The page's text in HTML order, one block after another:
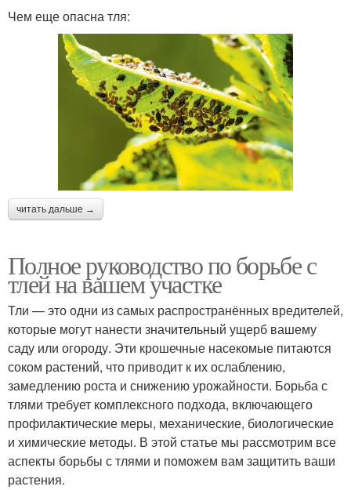
Чем еще опасна тля:
читать дальше →
Полное руководство по борьбе с
тлей на вашем участке
Тли — это одни из самых распространённых вредителей,
которые могут нанести значительный ущерб вашему
саду или огороду. Эти крошечные насекомые питаются
соком растений, что приводит к их ослаблению,
замедлению роста и снижению урожайности. Борьба с
тлями требует комплексного подхода, включающего
профилактические меры, механические, биологические
и химические методы. В этой статье мы рассмотрим все
аспекты борьбы с тлями и поможем вам защитить ваши
растения.